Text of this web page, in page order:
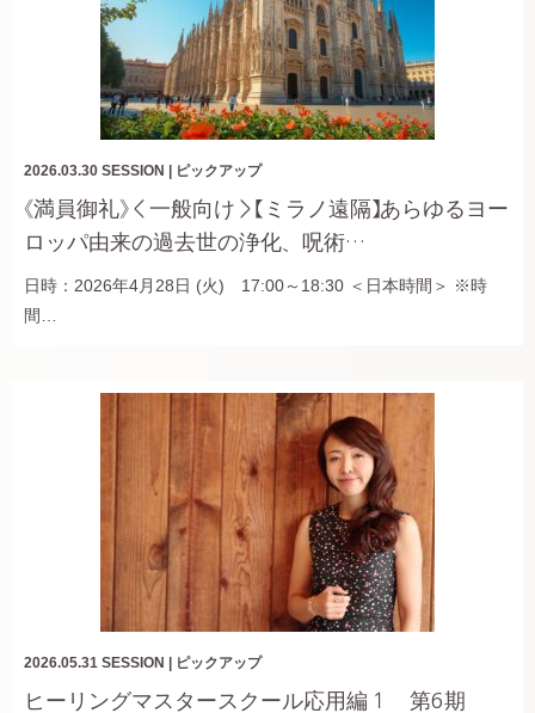
2026.03.30 SESSION ピックアップ
《満員御礼》＜一般向け＞【ミラノ遠隔】あらゆるヨー
ロッパ由来の過去世の浄化、呪術…
日時：2026年4月28日 (火) 17:00～18:30 ＜日本時間＞ ※時
間…
2026.05.31 SESSION ピックアップ
ヒーリングマスタースクール応用編１ 第6期